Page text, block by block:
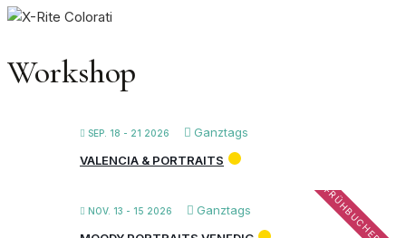
Workshop
SEP. 18 - 21 2026
Ganztags
VALENCIA & PORTRAITS
NOV. 13 - 15 2026 Ganztags